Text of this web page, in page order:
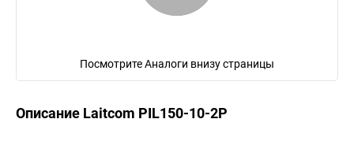
Посмотрите Аналоги внизу страницы
Описание Laitcom PIL150-10-2P